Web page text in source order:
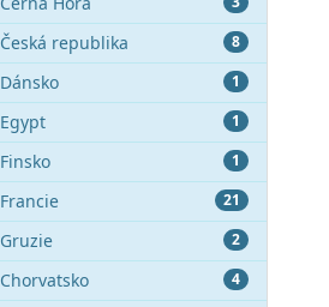
8
Česká republika
1
Dánsko
1
Egypt
1
Finsko
21
Francie
2
Gruzie
4
Chorvatsko